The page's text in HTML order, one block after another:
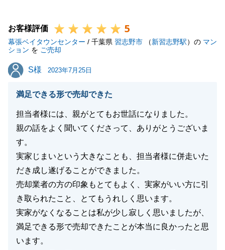
せ。
今後とも何卒よろしくお願い申し上げます。
お客様評価 5
幕張ベイタウンセンター / 千葉県 習志野市 （新習志野駅）の マン
ション を ご売却
S様
S様 2023年7月25日
満足できる形で売却できた
担当者様には、親がとてもお世話になりました。
親の話をよく聞いてくださって、ありがとうございま
す。
実家じまいという大きなことも、担当者様に併走いた
だき成し遂げることができました。
売却業者の方の印象もとてもよく、実家がいい方に引
き取られたこと、とてもうれしく思います。
実家がなくなることは私が少し寂しく思いましたが、
満足できる形で売却できたことが本当に良かったと思
います。